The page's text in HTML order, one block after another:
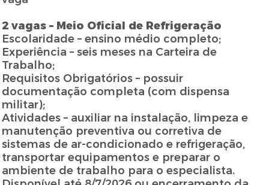
2 vagas – Meio Oficial de Refrigeração
Escolaridade – ensino médio completo;
Experiência – seis meses na Carteira de
Trabalho;
Requisitos Obrigatórios – possuir
documentação completa (com dispensa
militar);
Atividades – auxiliar na instalação, limpeza e
manutenção preventiva ou corretiva de
sistemas de ar-condicionado e refrigeração,
transportar equipamentos e preparar o
ambiente de trabalho para o especialista.